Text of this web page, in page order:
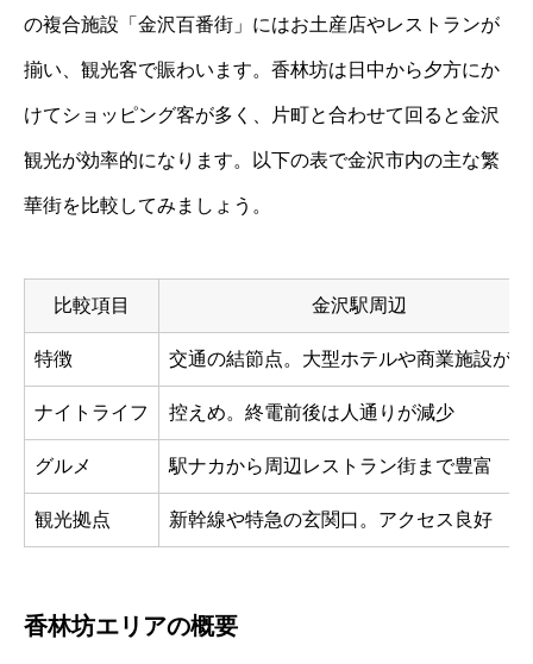
の複合施設「金沢百番街」にはお土産店やレストランが
揃い、観光客で賑わいます。香林坊は日中から夕方にか
けてショッピング客が多く、片町と合わせて回ると金沢
観光が効率的になります。以下の表で金沢市内の主な繁
華街を比較してみましょう。
比較項目 金沢駅周辺
特徴 交通の結節点。大型ホテルや商業施設が
ナイトライフ 控えめ。終電前後は人通りが減少
グルメ 駅ナカから周辺レストラン街まで豊富
観光拠点 新幹線や特急の玄関口。アクセス良好
香林坊エリアの概要